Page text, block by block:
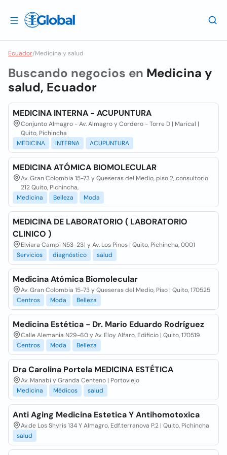
Ecuador/Medicina y salud
Buscando negocios en Medicina y
salud, Ecuador
MEDICINA INTERNA - ACUPUNTURA
Conjunto Almagro - Av. Almagro y Cordero - Torre D | Marical |
Quito, Pichincha
MEDICINA
INTERNA ACUPUNTURA
MEDICINA ATÓMICA BIOMOLECULAR
Av. Gran Colombia 15-73 y Queseras del Medio, piso 2, consultorio
212 Quito, Pichincha,
Medicina
Belleza Moda
MEDICINA DE LABORATORIO ( LABORATORIO
CLINICO )
Elviara Campi N53-231 y Av. Los Pinos | Quito, Pichincha, 0001
Servicios
diagnóstico salud
Medicina Atómica Biomolecular
Av. Gran Colombia 15-73 y Queseras del Medio, Piso | Quito, 170525
Centros
Moda Belleza
Medicina Estética - Dr. Mario Eduardo Rodríguez
Calle Alemania N29-60 y Av. Eloy Alfaro, Edificio | Quito, 170519
Centros
Moda Belleza
Dra Carolina Portela MEDICINA ESTÉTICA
Av. Manabi y Granda Centeno | Portoviejo
Medicina
Médicos salud
Anti Aging Medicina Estetica Y Antihomotoxica
Av.de Los Shyris 134 Y Almagro, Edf.terranova P.2 | Quito, Pichincha
salud